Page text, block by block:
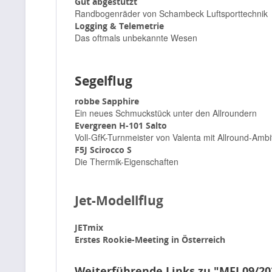
Randbogenräder von Schambeck Luftsporttechnik
Logging & Telemetrie
Das oftmals unbekannte Wesen
Segelflug
robbe Sapphire
Ein neues Schmuckstück unter den Allroundern
Evergreen H-101 Salto
Voll-GfK-Turnmeister von Valenta mit Allround-
F5J Scirocco S
Die Thermik-Eigenschaften
Jet-Modellflug
JETmix
Erstes Rookie-Meeting in Österreich